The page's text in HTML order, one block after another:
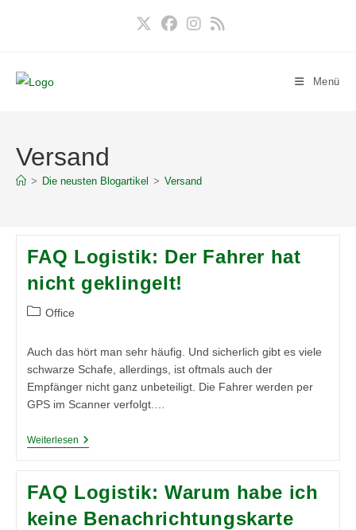
Menü
Versand
> Die neusten Blogartikel > Versand
FAQ Logistik: Der Fahrer hat
nicht geklingelt!
Beitrags-
Office
Auch das hört man sehr häufig. Und sicherlich gibt es viele
schwarze Schafe, allerdings, ist oftmals auch der
Empfänger nicht ganz unbeteiligt. Die Fahrer werden per
GPS im Scanner verfolgt.…
WeiterlesenFAQ
Hat
Nicht
Geklingelt!
FAQ Logistik: Warum habe ich
keine Benachrichtungskarte